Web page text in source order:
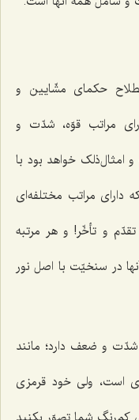
حکمای مشّایین و
مراتب قوّه، شدّت و
امثال‌ذلک خواهد بود با
دارای مراتب مختلفه‌ای
و تأخّر! و هر مرتبه
در سنخیّت با اصل نور
و ضعف دارد؛ مانند
است، ولی خود قرمزی